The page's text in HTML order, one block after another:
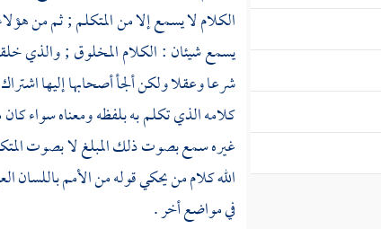
الكلام لا يسمع إلا من المتكلم ; ثم من
يسمع شيئان : الكلام المخلوق ; والذي
شرعا وعقلا ولكن ألجأ أصحابها إليها
كلامه الذي تكلم به بلفظه ومعناه سواء
غيره سمع بصوت ذلك المبلغ لا بصوت
الله كلام من يحكي قوله من الأمم باللسان
في مواضع أخر .